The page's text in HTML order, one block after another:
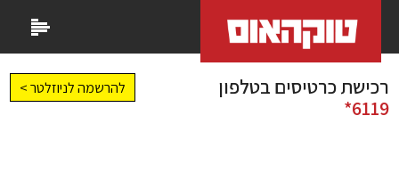
רכישת כרטיסים בטלפון
6119*
להרשמה לניוזלטר >